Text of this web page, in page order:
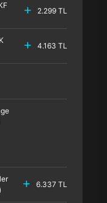
2.299 TL
4.163 TL
6.337 TL